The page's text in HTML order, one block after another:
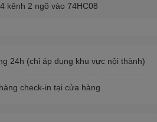
kênh 2 ngõ vào 74HC08
24h (chỉ áp dụng khu vực nội thành)
check-in tại cửa hàng